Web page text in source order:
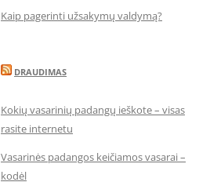
Kaip pagerinti užsakymų valdymą?
DRAUDIMAS
Kokių vasarinių padangų ieškote – visas
rasite internetu
Vasarinės padangos keičiamos vasarai –
kodėl